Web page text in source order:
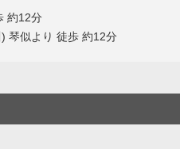
約12分
琴似より 徒歩 約12分